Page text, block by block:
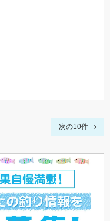
次の10件